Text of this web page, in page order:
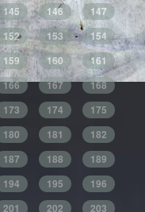
145 146
147
152 153
154
159 160
161
166 167
168
173 174
175
180 181
182
187 188
189
194 195
196
201 202
203